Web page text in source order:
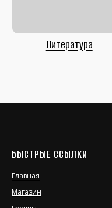
БЫСТРЫЕ ССЫЛКИ
Главная
Магазин